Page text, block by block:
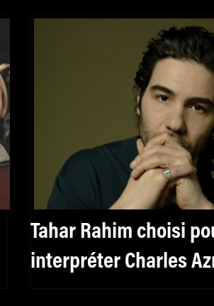
Tahar Rahim choisi
interpréter Charles